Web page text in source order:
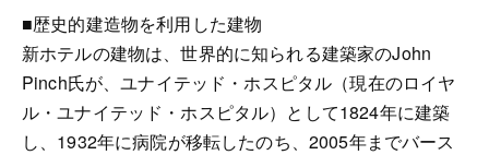
■歴史的建造物を利用した建物
新ホテルの建物は、世界的に知られる建築家のJohn
Pinch氏が、ユナイテッド・ホスピタル（現在のロイヤ
ル・ユナイテッド・ホスピタル）として1824年に建築
し、1932年に病院が移転したのち、2005年までバース